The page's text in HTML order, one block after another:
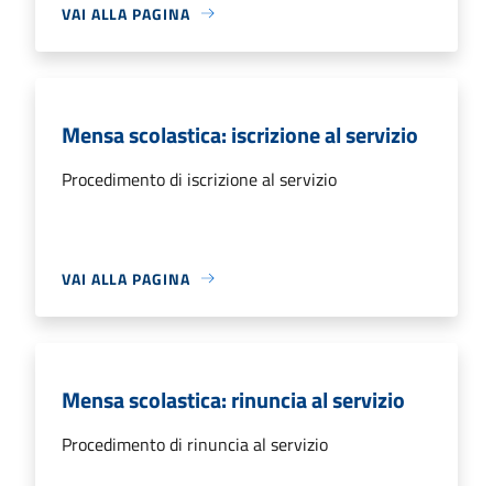
VAI ALLA PAGINA
Mensa scolastica: iscrizione al servizio
Procedimento di iscrizione al servizio
VAI ALLA PAGINA
Mensa scolastica: rinuncia al servizio
Procedimento di rinuncia al servizio